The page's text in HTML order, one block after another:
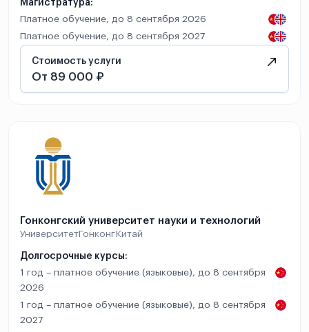
Магистратура:
Платное обучение, до 8 сентября 2026
Платное обучение, до 8 сентября 2027
Стоимость услуги
От 89 000 ₽
Гонконгский университет науки и технологий
УниверситетГонконг Китай
Долгосрочные курсы:
1 год – платное обучение (языковые), до 8 сентября
2026
1 год – платное обучение (языковые), до 8 сентября
2027